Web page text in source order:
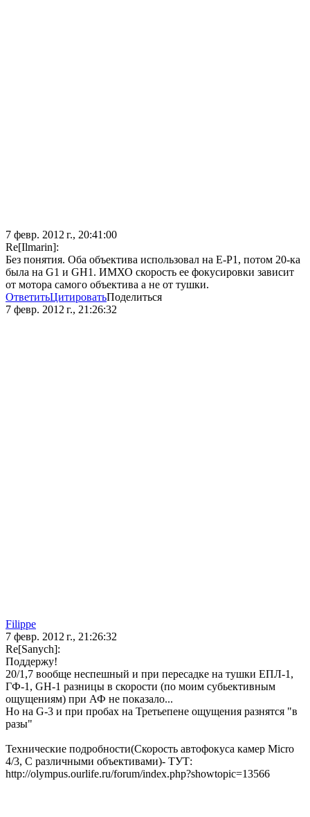
7 февр. 2012 г., 20:41:00
Re[Ilmarin]:
Без понятия. Оба объектива использовал на Е-Р1, потом 20-ка
была на G1 и GH1. ИМХО скорость ее фокусировки зависит
от мотора самого объектива а не от тушки.
ОтветитьЦитироватьПоделиться
7 февр. 2012 г., 21:26:32
Filippe
7 февр. 2012 г., 21:26:32
Re[Sanych]:
Поддержу!
20/1,7 вообще неспешный и при пересадке на тушки ЕПЛ-1,
ГФ-1, GH-1 разницы в скорости (по моим субьективным
ощущениям) при АФ не показало...
Но на G-3 и при пробах на Третьепене ощущения разнятся "в
разы"
Технические подробности(Скорость автофокуса камер Micro
4/3, С различными объективами)- ТУТ:
http://olympus.ourlife.ru/forum/index.php?showtopic=13566